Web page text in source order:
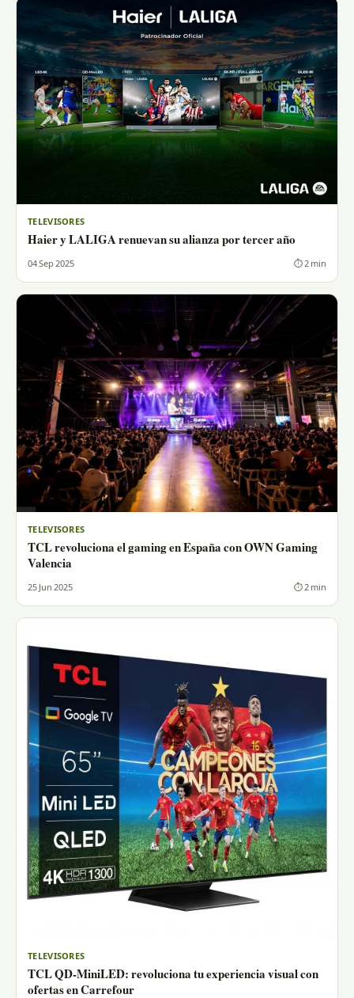
TELEVISORES
Haier y LALIGA renuevan su alianza por tercer año
04 Sep 2025 ⏱ 2 min
TELEVISORES
TCL revoluciona el gaming en España con OWN Gaming
Valencia
25 Jun 2025 ⏱ 2 min
TELEVISORES
TCL QD-MiniLED: revoluciona tu experiencia visual con
ofertas en Carrefour